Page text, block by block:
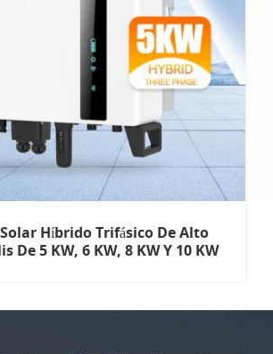
Híbrido Trifásico De Alto
De 5 KW, 6 KW, 8 KW Y 10 KW